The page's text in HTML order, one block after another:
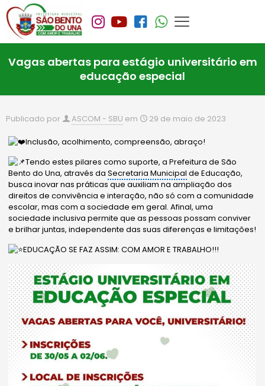
Vagas abertas para estágio universitário em
educação especial
Publicado por ASCOM - SBU em 29 de maio de 2023
Inclusão, acolhimento, compreensão, abraço!
Tendo estes pilares como suporte, a Prefeitura de São
Bento do Una, através daSecretaria Municipal de Educação,
busca inovar nas práticas que auxiliam na ampliação dos
direitos de convivência e interação, não só com a comunidade
escolar, mas com a sociedade em geral. Afinal, uma
sociedade inclusiva permite que as pessoas possam conviver
e brilhar juntas, independente das suas diferenças e limitações!
EDUCAÇÃO SE FAZ ASSIM: COM AMOR E TRABALHO!!!